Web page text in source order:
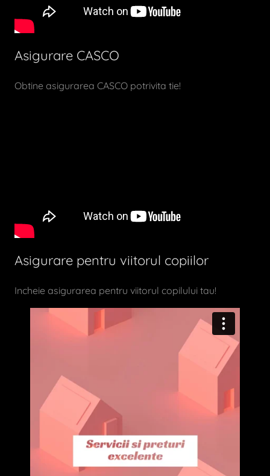
Asigurare CASCO
Obtine asigurarea CASCO potrivita tie!
Asigurare pentru viitorul copiilor
Incheie asigurarea pentru viitorul copilului tau!